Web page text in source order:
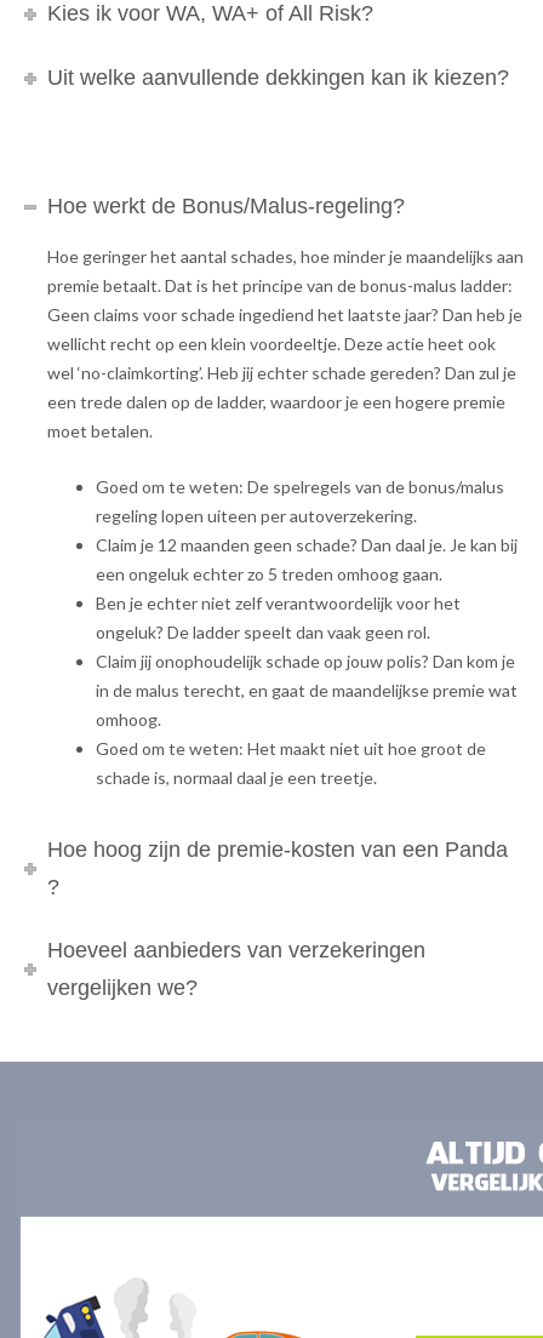
Kies ik voor WA, WA+ of All Risk?
Uit welke aanvullende dekkingen kan ik kiezen?
Hoe werkt de Bonus/Malus-regeling?
Hoe geringer het aantal schades, hoe minder je maandelijks aan
premie betaalt. Dat is het principe van de bonus-malus ladder:
Geen claims voor schade ingediend het laatste jaar? Dan heb je
wellicht recht op een klein voordeeltje. Deze actie heet ook
wel ‘no-claimkorting’. Heb jij echter schade gereden? Dan zul je
een trede dalen op de ladder, waardoor je een hogere premie
moet betalen.
Goed om te weten: De spelregels van de bonus/malus
regeling lopen uiteen per autoverzekering.
Claim je 12 maanden geen schade? Dan daal je. Je kan bij
een ongeluk echter zo 5 treden omhoog gaan.
Ben je echter niet zelf verantwoordelijk voor het
ongeluk? De ladder speelt dan vaak geen rol.
Claim jij onophoudelijk schade op jouw polis? Dan kom je
in de malus terecht, en gaat de maandelijkse premie wat
omhoog.
Goed om te weten: Het maakt niet uit hoe groot de
schade is, normaal daal je een treetje.
Hoe hoog zijn de premie-kosten van een Panda
?
Hoeveel aanbieders van verzekeringen
vergelijken we?